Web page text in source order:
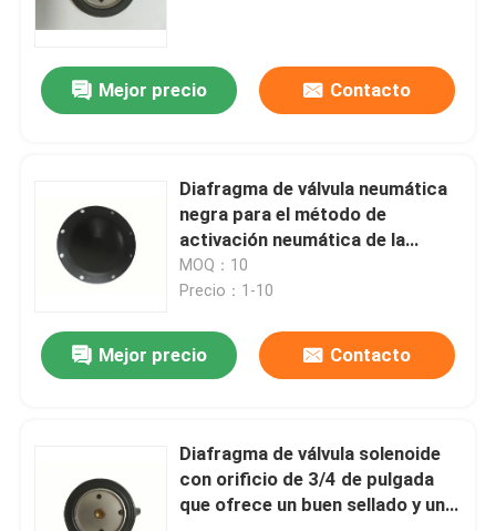
Sobre nosotros
recorrido por la fábrica
Noticias
Solicitar una cita
Sellos de goma del diafragma
Diafragma de goma de la válvula
Mejor precio Contacto
Diafragma de válvula neumática
negra para el método de
activación neumática de la
válvula de pulso
MOQ：10
Precio：1-10
Mejor precio Contacto
Diafragma de válvula solenoide
con orificio de 3/4 de pulgada
que ofrece un buen sellado y un